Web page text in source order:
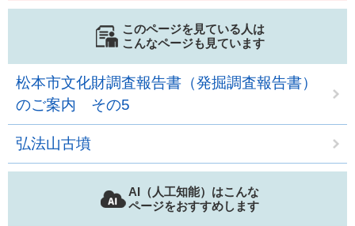
このページを見ている人は
こんなページも見ています
松本市文化財調査報告書（発掘調査報告書）
のご案内 その5
弘法山古墳
AI（人工知能）はこんな
ページをおすすめします